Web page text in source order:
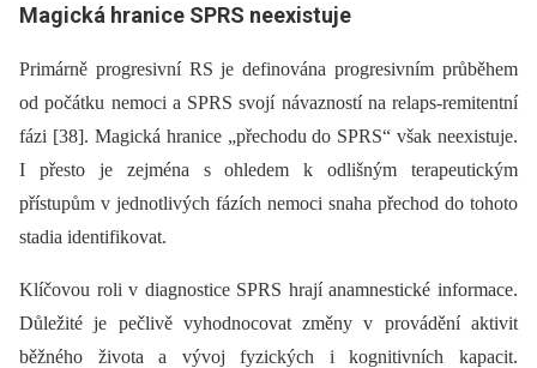
Magická hranice SPRS neexistuje
Primárně progresivní RS je definována progresivním průběhem
od počátku nemoci a SPRS svojí návazností na relaps-remitentní
fázi [38]. Magická hranice „přechodu do SPRS“ však neexistuje.
I přesto je zejména s ohledem k odlišným terapeutickým
přístupům v jednotlivých fázích nemoci snaha přechod do tohoto
stadia identifikovat.
Klíčovou roli v dia­gnostice SPRS hrají anamnestické informace.
Důležité je pečlivě vyhodnocovat změny v provádění aktivit
běžného života a vývoj fyzických i kognitivních kapacit.